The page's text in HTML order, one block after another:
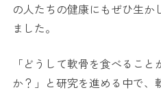
の人たちの健康にもぜひ生か
ました。
「どうして軟骨を食べるこ
か？」と研究を進める中で